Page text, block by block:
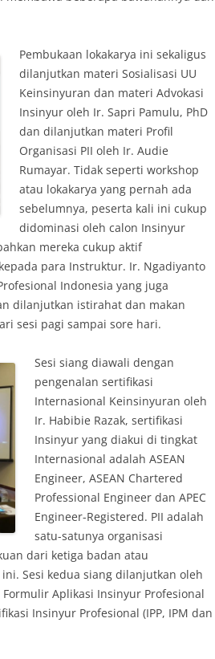
Pembukaan lokakarya ini sekaligus
dilanjutkan materi Sosialisasi UU
Keinsinyuran dan materi Advokasi
Insinyur oleh Ir. Sapri Pamulu, PhD
dan dilanjutkan materi Profil
Organisasi PII oleh Ir. Audie
Rumayar. Tidak seperti workshop
atau lokakarya yang pernah ada
sebelumnya, peserta kali ini cukup
didominasi oleh calon Insinyur
mereka cukup aktif
para Instruktur. Ir. Ngadiyanto
Indonesia yang juga
dilanjutkan istirahat dan makan
sesi pagi sampai sore hari.
Sesi siang diawali dengan
pengenalan sertifikasi
Internasional Keinsinyuran oleh
Ir. Habibie Razak, sertifikasi
Insinyur yang diakui di tingkat
Internasional adalah ASEAN
Engineer, ASEAN Chartered
Professional Engineer dan APEC
Engineer-Registered. PII adalah
satu-satunya organisasi
dari ketiga badan atau
Sesi kedua siang dilanjutkan oleh
Aplikasi Insinyur Profesional
Insinyur Profesional (IPP, IPM dan